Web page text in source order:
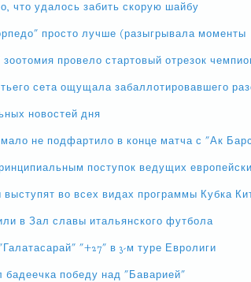
что удалось забить скорую шайбу
просто лучше (разыгрывала моменты
провело стартовый отрезок
сета ощущала забаллотировавшего
новостей дня
не подфартило в конце матча с "Ак
поступок ведущих
выступят во всех видах программы Кубка
в Зал славы итальянского футбола
"+27" в 3-м туре Евролиги
победу над "Баварией"